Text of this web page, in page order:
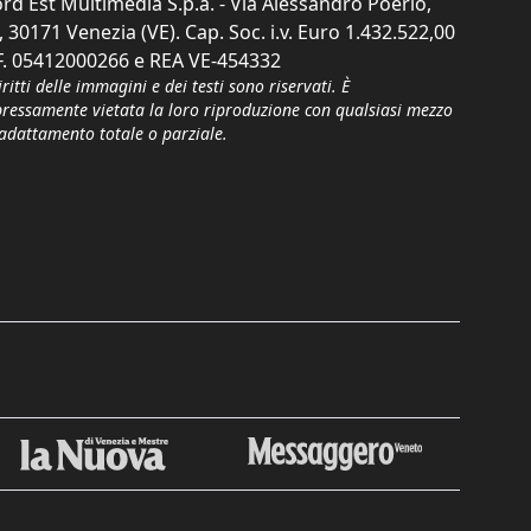
30171 Venezia (VE). Cap. Soc. i.v. Euro 1.432.522,00
05412000266 e REA VE-454332
delle immagini e dei testi sono riservati. È
vietata la loro riproduzione con qualsiasi mezzo
totale o parziale.